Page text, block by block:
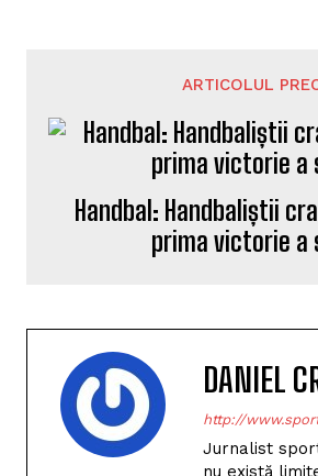
ARTICOLUL
Handbal: Handbaliștii